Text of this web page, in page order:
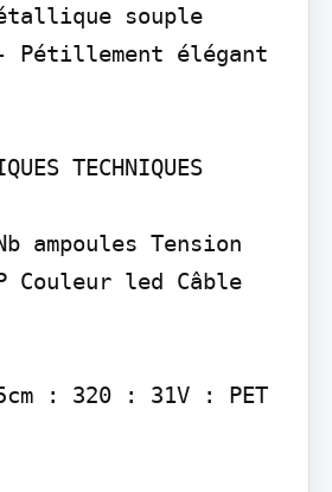
souple
Pétillement élégant
TECHNIQUES
ampoules Tension
Couleur led Câble
: 320 : 31V : PET